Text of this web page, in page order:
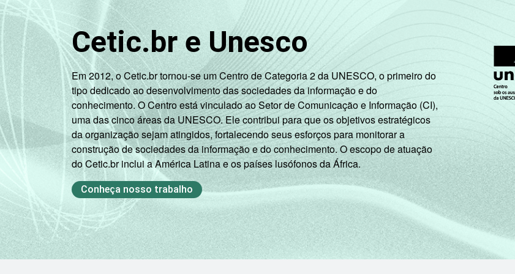
Mais de 5 SM até 10 SM
Mais de 10 SM
Não tem renda
Não sabe
Não respondeu
Classe social A 81
B 54
C
Cetic.br e Unesco
Em 2012, o Cetic.br tornou-se um Centro de Categoria 2 da UNESCO, o primeiro do
tipo dedicado ao desenvolvimento das sociedades da informação e do
conhecimento. O Centro está vinculado ao Setor de Comunicação e Informação (CI),
uma das cinco áreas da UNESCO. Ele contribui para que os objetivos estratégicos
da organização sejam atingidos, fortalecendo seus esforços para monitorar a
construção de sociedades da informação e do conhecimento. O escopo de atuação
do Cetic.br inclui a América Latina e os países lusófonos da África.
Conheça nosso trabalho